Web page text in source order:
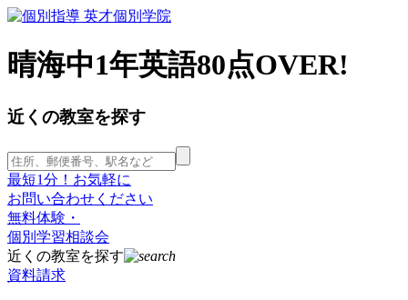
晴海中1年英語80点OVER!
近くの教室を探す
最短1分！お気軽に
お問い合わせください
無料体験・
個別学習相談会
近くの教室を探す
資料請求